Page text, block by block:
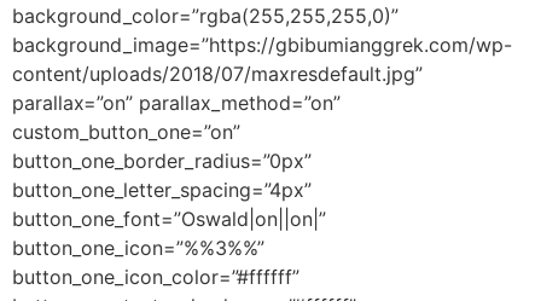
background_color=”rgba(255,255,255,0)”
background_image=”https://gbibumianggrek.com/wp-
content/uploads/2018/07/maxresdefault.jpg”
parallax=”on” parallax_method=”on”
custom_button_one=”on”
button_one_border_radius=”0px”
button_one_letter_spacing=”4px”
button_one_font=”Oswald|on||on|”
button_one_icon=”%%3%%”
button_one_icon_color=”#ffffff”